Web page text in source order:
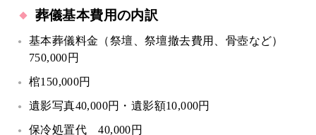
葬儀基本費用の内訳
基本葬儀料金（祭壇、祭壇撤去費用、骨壺など）
750,000円
棺150,000円
遺影写真40,000円・遺影額10,000円
保冷処置代 40,000円